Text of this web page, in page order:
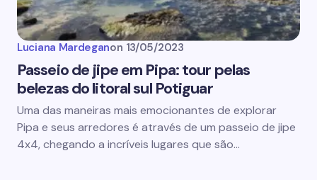
Luciana Mardeganon 13/05/2023
Passeio de jipe em Pipa: tour pelas
belezas do litoral sul Potiguar
Uma das maneiras mais emocionantes de explorar
Pipa e seus arredores é através de um passeio de jipe
4x4, chegando a incríveis lugares que são…